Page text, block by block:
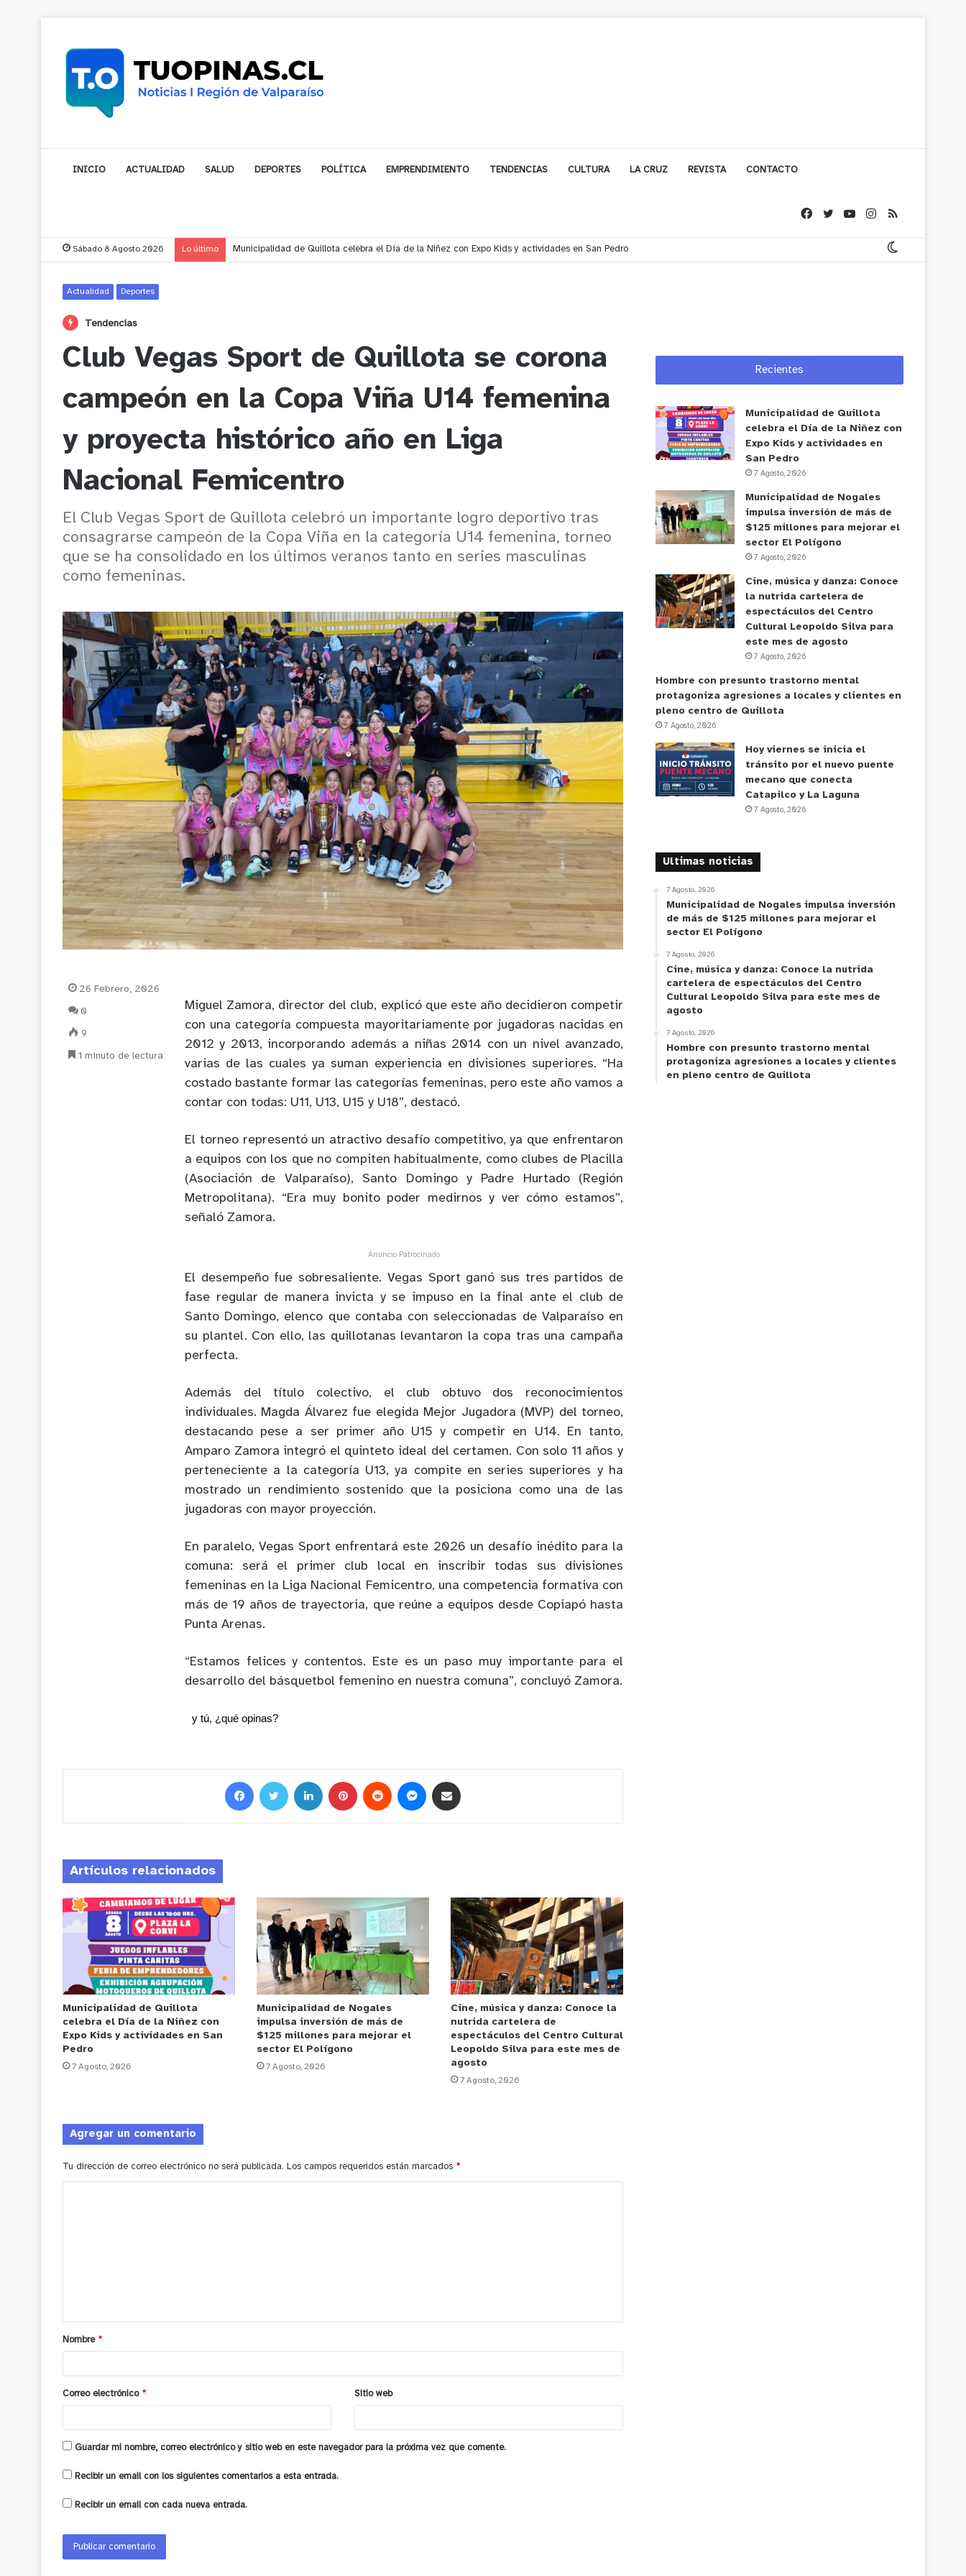
INICIO ACTUALIDAD SALUD DEPORTES POLÍTICA EMPRENDIMIENTO TENDENCIAS CULTURA LA CRUZ REVISTA CONTACTO
Sábado 8 Agosto 2026 Lo último Municipalidad de Nogales impulsa inversión de más de $125 millones para mejorar el sector El Polígono
Actualidad Deportes
Tendencias
Club Vegas Sport de Quillota se corona
campeón en la Copa Viña U14 femenina
y proyecta histórico año en Liga
Nacional Femicentro
El Club Vegas Sport de Quillota celebró un importante logro deportivo tras
consagrarse campeón de la Copa Viña en la categoría U14 femenina, torneo
que se ha consolidado en los últimos veranos tanto en series masculinas
como femeninas.
Miguel Zamora, director del club, explicó que este año decidieron competir
con una categoría compuesta mayoritariamente por jugadoras nacidas en
2012 y 2013, incorporando además a niñas 2014 con un nivel avanzado,
varias de las cuales ya suman experiencia en divisiones superiores. “Ha
costado bastante formar las categorías femeninas, pero este año vamos a
contar con todas: U11, U13, U15 y U18”, destacó.
El torneo representó un atractivo desafío competitivo, ya que enfrentaron
a equipos con los que no compiten habitualmente, como clubes de Placilla
(Asociación de Valparaíso), Santo Domingo y Padre Hurtado (Región
Metropolitana). “Era muy bonito poder medirnos y ver cómo estamos”,
señaló Zamora.
Anuncio Patrocinado
El desempeño fue sobresaliente. Vegas Sport ganó sus tres partidos de
fase regular de manera invicta y se impuso en la final ante el club de
Santo Domingo, elenco que contaba con seleccionadas de Valparaíso en
su plantel. Con ello, las quillotanas levantaron la copa tras una campaña
perfecta.
Además del título colectivo, el club obtuvo dos reconocimientos
individuales. Magda Álvarez fue elegida Mejor Jugadora (MVP) del torneo,
destacando pese a ser primer año U15 y competir en U14. En tanto,
Amparo Zamora integró el quinteto ideal del certamen. Con solo 11 años y
perteneciente a la categoría U13, ya compite en series superiores y ha
mostrado un rendimiento sostenido que la posiciona como una de las
jugadoras con mayor proyección.
En paralelo, Vegas Sport enfrentará este 2026 un desafío inédito para la
comuna: será el primer club local en inscribir todas sus divisiones
femeninas en la Liga Nacional Femicentro, una competencia formativa con
más de 19 años de trayectoria, que reúne a equipos desde Copiapó hasta
Punta Arenas.
“Estamos felices y contentos. Este es un paso muy importante para el
desarrollo del básquetbol femenino en nuestra comuna”, concluyó Zamora.
y tú, ¿qué opinas?
26 Febrero, 2026
0
9
1 minuto de lectura
Artículos relacionados
Municipalidad de Quillota
celebra el Día de la Niñez con
Expo Kids y actividades en San
Pedro
7 Agosto, 2026
Municipalidad de Nogales
impulsa inversión de más de
$125 millones para mejorar el
sector El Polígono
7 Agosto, 2026
Cine, música y danza: Conoce la
nutrida cartelera de
espectáculos del Centro Cultural
Leopoldo Silva para este mes de
agosto
7 Agosto, 2026
Agregar un comentario
Tu dirección de correo electrónico no será publicada. Los campos requeridos están marcados *
a
r
*
Nombre *
Correo electrónico * Sitio web
Guardar mi nombre, correo electrónico y sitio web en este navegador para la próxima vez que comente.
Recibir un email con los siguientes comentarios a esta entrada.
Recibir un email con cada nueva entrada.
Recientes
Municipalidad de Quillota
celebra el Día de la Niñez con
Expo Kids y actividades en
San Pedro
7 Agosto, 2026
Municipalidad de Nogales
impulsa inversión de más de
$125 millones para mejorar el
sector El Polígono
7 Agosto, 2026
Cine, música y danza: Conoce
la nutrida cartelera de
espectáculos del Centro
Cultural Leopoldo Silva para
este mes de agosto
7 Agosto, 2026
Hombre con presunto trastorno mental
protagoniza agresiones a locales y clientes en
pleno centro de Quillota
7 Agosto, 2026
Hoy viernes se inicia el
tránsito por el nuevo puente
mecano que conecta
Catapilco y La Laguna
7 Agosto, 2026
Ultimas noticias
7 Agosto, 2026
Municipalidad de Nogales impulsa inversión
de más de $125 millones para mejorar el
sector El Polígono
7 Agosto, 2026
Cine, música y danza: Conoce la nutrida
cartelera de espectáculos del Centro
Cultural Leopoldo Silva para este mes de
agosto
7 Agosto, 2026
Hombre con presunto trastorno mental
protagoniza agresiones a locales y clientes
en pleno centro de Quillota